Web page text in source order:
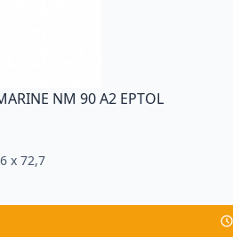
NM 90 A2 EPTOL
x 72,7